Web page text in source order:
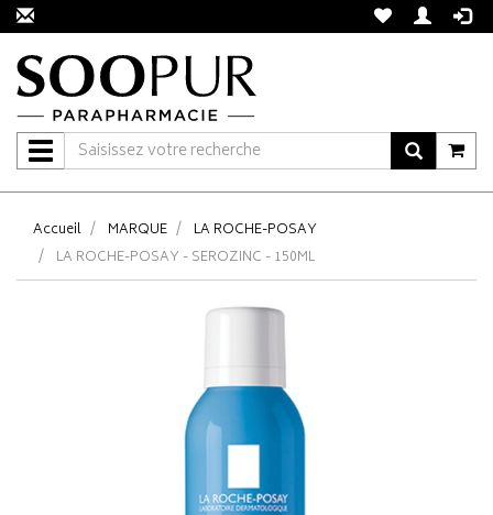
Navigation
Accueil MARQUE
LA ROCHE-POSAY
LA ROCHE-POSAY - SEROZINC - 150ML